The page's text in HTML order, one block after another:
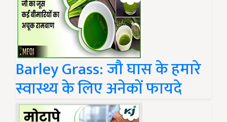
Barley Grass: जौ घास के हमारे
स्वास्थ्य के लिए अनेकों फायदे